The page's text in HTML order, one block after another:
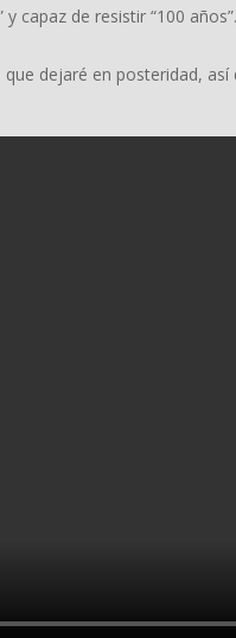
capaz de resistir “100 años”.
que dejaré en posteridad,